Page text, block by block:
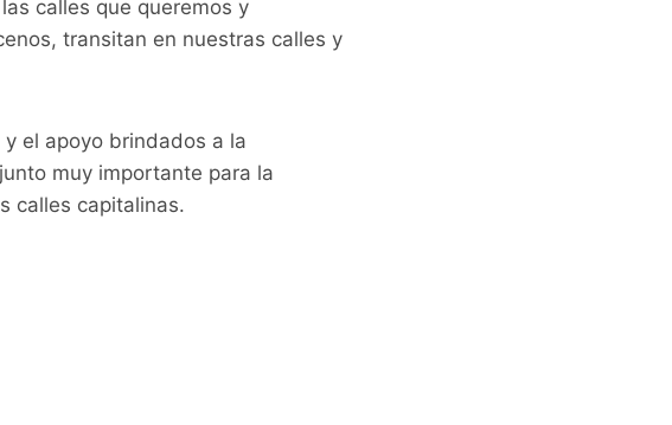
calles que queremos y
transitan en nuestras calles y
el apoyo brindados a la
muy importante para la
calles capitalinas.